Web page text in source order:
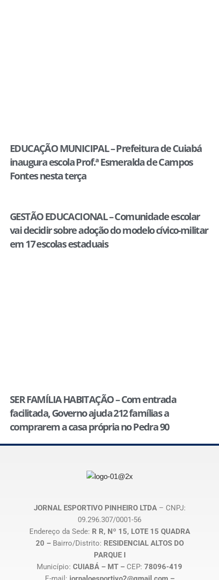
EDUCAÇÃO MUNICIPAL – Prefeitura de Cuiabá
inaugura escola Prof.ª Esmeralda de Campos
Fontes nesta terça
GESTÃO EDUCACIONAL – Comunidade escolar
vai decidir sobre adoção do modelo cívico-militar
em 17 escolas estaduais
SER FAMÍLIA HABITAÇÃO – Com entrada
facilitada, Governo ajuda 212 famílias a
comprarem a casa própria no Pedra 90
JORNAL ESPORTIVO PINHEIRO LTDA– CNPJ:
09.296.307/0001-56
Endereço da Sede: R R, Nº 15, LOTE 15 QUADRA
20 – Bairro/Distrito: RESIDENCIAL ALTOS DO
PARQUE I
Município: CUIABÁ – MT – CEP: 78096-419